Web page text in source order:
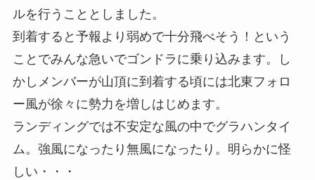
ルを行うこととしました。
到着すると予報より弱めで十分飛べそう！という
ことでみんな急いでゴンドラに乗り込みます。し
かしメンバーが山頂に到着する頃には北東フォロ
ー風が徐々に勢力を増しはじめます。
ランディングでは不安定な風の中でグラハンタイ
ム。強風になったり無風になったり。明らかに怪
しい・・・